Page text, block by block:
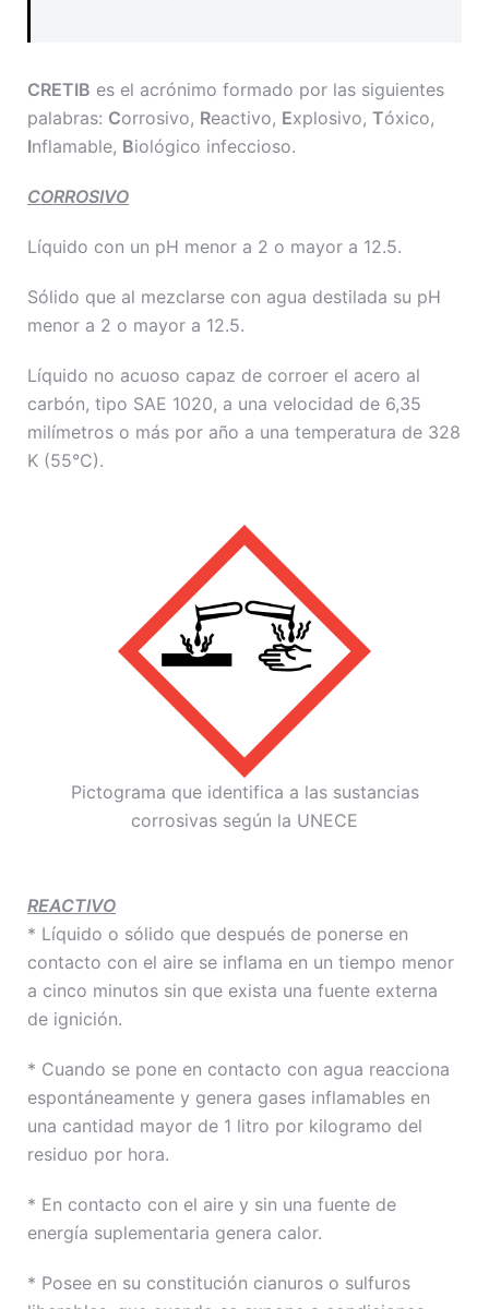
CRETIB es el acrónimo formado por las siguientes
palabras: Corrosivo, Reactivo, Explosivo, Tóxico,
Inflamable, Biológico infeccioso.
CORROSIVO
Líquido con un pH menor a 2 o mayor a 12.5.
Sólido que al mezclarse con agua destilada su pH
menor a 2 o mayor a 12.5.
Líquido no acuoso capaz de corroer el acero al
carbón, tipo SAE 1020, a una velocidad de 6,35
milímetros o más por año a una temperatura de 328
K (55°C).
Pictograma que identifica a las sustancias
corrosivas según la UNECE
REACTIVO
* Líquido o sólido que después de ponerse en
contacto con el aire se inflama en un tiempo menor
a cinco minutos sin que exista una fuente externa
de ignición.
* Cuando se pone en contacto con agua reacciona
espontáneamente y genera gases inflamables en
una cantidad mayor de 1 litro por kilogramo del
residuo por hora.
* En contacto con el aire y sin una fuente de
energía suplementaria genera calor.
* Posee en su constitución cianuros o sulfuros